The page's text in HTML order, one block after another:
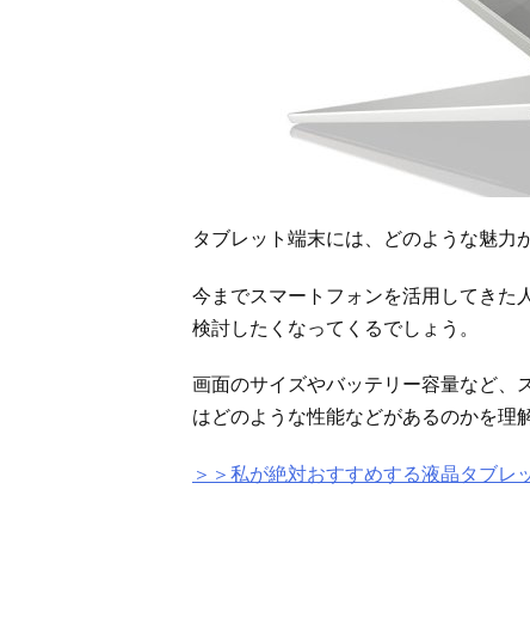
タブレット端末には、どのような魅力
今までスマートフォンを活用してきた
検討したくなってくるでしょう。
画面のサイズやバッテリー容量など、
はどのような性能などがあるのかを理
＞＞私が絶対おすすめする液晶タブレ